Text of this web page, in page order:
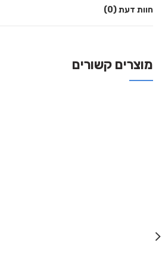
חוות דעת (0)
מוצרים קשורים